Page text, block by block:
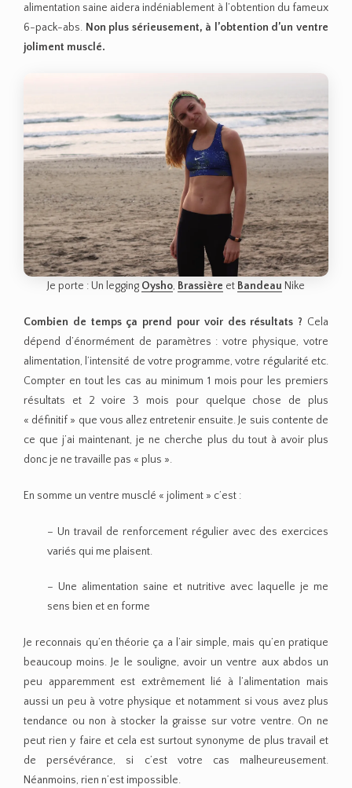
alimentation saine aidera indéniablement à l’obtention du fameux
6-pack-abs. Non plus sérieusement, à l’obtention d’un ventre
joliment musclé.
Je porte : Un legging Oysho, Brassière et Bandeau Nike
Combien de temps ça prend pour voir des résultats ? Cela
dépend d’énormément de paramètres : votre physique, votre
alimentation, l’intensité de votre programme, votre régularité etc.
Compter en tout les cas au minimum 1 mois pour les premiers
résultats et 2 voire 3 mois pour quelque chose de plus
« définitif » que vous allez entretenir ensuite. Je suis contente de
ce que j’ai maintenant, je ne cherche plus du tout à avoir plus
donc je ne travaille pas « plus ».
En somme un ventre musclé « joliment » c’est :
– Un travail de renforcement régulier avec des exercices
variés qui me plaisent.
– Une alimentation saine et nutritive avec laquelle je me
sens bien et en forme
Je reconnais qu’en théorie ça a l’air simple, mais qu’en pratique
beaucoup moins. Je le souligne, avoir un ventre aux abdos un
peu apparemment est extrêmement lié à l’alimentation mais
aussi un peu à votre physique et notamment si vous avez plus
tendance ou non à stocker la graisse sur votre ventre. On ne
peut rien y faire et cela est surtout synonyme de plus travail et
de persévérance, si c’est votre cas malheureusement.
Néanmoins, rien n’est impossible.